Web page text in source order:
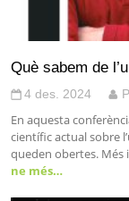
Què sabem de
4 des. 2024
En aquesta
científic actual sobre
queden obertes. Més
ne més…